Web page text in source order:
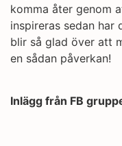
komma åter genom
inspireras sedan har
blir så glad över att
en sådan påverkan!
Inlägg från FB